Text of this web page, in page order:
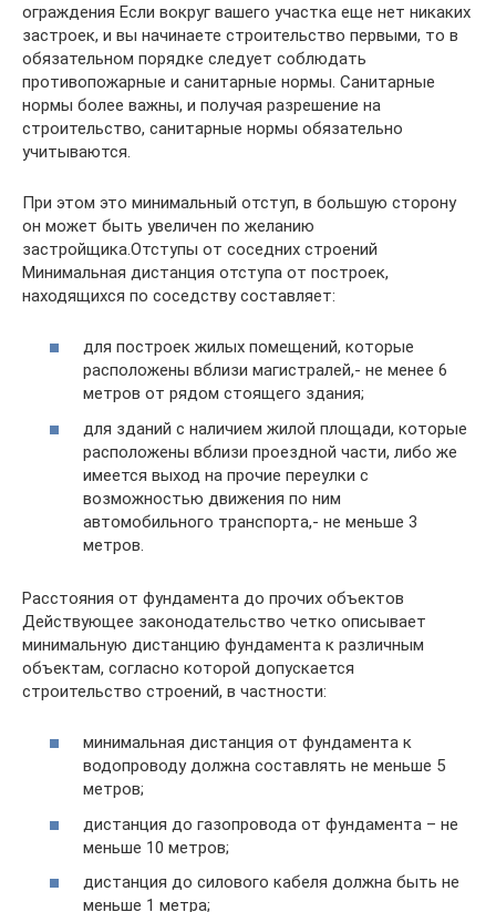
ограждения Если вокруг вашего участка еще нет никаких
застроек, и вы начинаете строительство первыми, то в
обязательном порядке следует соблюдать
противопожарные и санитарные нормы. Санитарные
нормы более важны, и получая разрешение на
строительство, санитарные нормы обязательно
учитываются.
При этом это минимальный отступ, в большую сторону
он может быть увеличен по желанию
застройщика.Отступы от соседних строений
Минимальная дистанция отступа от построек,
находящихся по соседству составляет:
для построек жилых помещений, которые
расположены вблизи магистралей,- не менее 6
метров от рядом стоящего здания;
для зданий с наличием жилой площади, которые
расположены вблизи проездной части, либо же
имеется выход на прочие переулки с
возможностью движения по ним
автомобильного транспорта,- не меньше 3
метров.
Расстояния от фундамента до прочих объектов
Действующее законодательство четко описывает
минимальную дистанцию фундамента к различным
объектам, согласно которой допускается
строительство строений, в частности:
минимальная дистанция от фундамента к
водопроводу должна составлять не меньше 5
метров;
дистанция до газопровода от фундамента – не
меньше 10 метров;
дистанция до силового кабеля должна быть не
меньше 1 метра;